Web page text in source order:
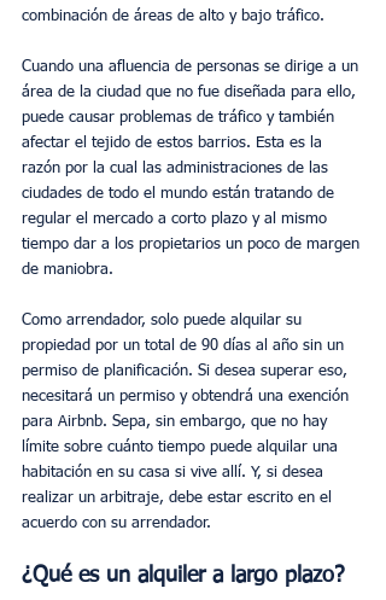
combinación de áreas de alto y bajo tráfico.
Cuando una afluencia de personas se dirige a un
área de la ciudad que no fue diseñada para ello,
puede causar problemas de tráfico y también
afectar el tejido de estos barrios. Esta es la
razón por la cual las administraciones de las
ciudades de todo el mundo están tratando de
regular el mercado a corto plazo y al mismo
tiempo dar a los propietarios un poco de margen
de maniobra.
Como arrendador, solo puede alquilar su
propiedad por un total de 90 días al año sin un
permiso de planificación. Si desea superar eso,
necesitará un permiso y obtendrá una exención
para Airbnb. Sepa, sin embargo, que no hay
límite sobre cuánto tiempo puede alquilar una
habitación en su casa si vive allí. Y, si desea
realizar un arbitraje, debe estar escrito en el
acuerdo con su arrendador.
¿Qué es un alquiler a largo plazo?